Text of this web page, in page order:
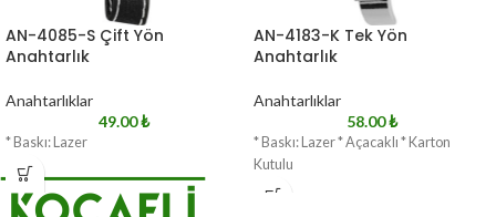
AN-4085-S Çift Yön
Anahtarlık
Anahtarlıklar
49.00₺
* Baskı: Lazer
AN-4183-K Tek Yön
Anahtarlık
Anahtarlıklar
58.00₺
* Baskı: Lazer * Açacaklı * Karton
Kutulu